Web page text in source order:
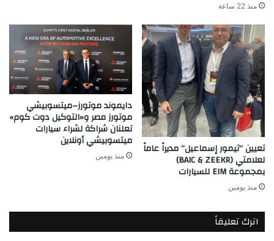
منذ 22 ساعة
تعيين “تيمور إسماعيل” مديراً عاماً
لعلامتي (BAIC & ZEEKR)
بمجموعة EIM للسيارات
منذ يومين
دايموند موتورز–ميتسوبيشي
موتورز مصر و«التوكيل دوت كوم»
تعلنان شراكة لشراء سيارات
ميتسوبيشي أونلاين
منذ يومين
اترك تعليقاً